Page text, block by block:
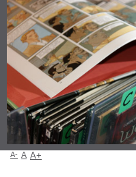
A- A A+